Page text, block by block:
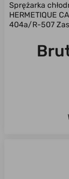
Sprężarka
HERMETIQUE
404a/R-507